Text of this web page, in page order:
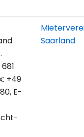
+49
E-
Saarland